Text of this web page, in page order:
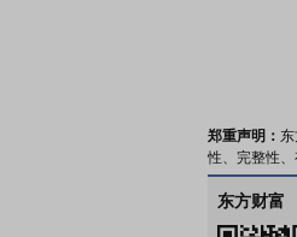
郑重声明：
性、完整性
东方财富